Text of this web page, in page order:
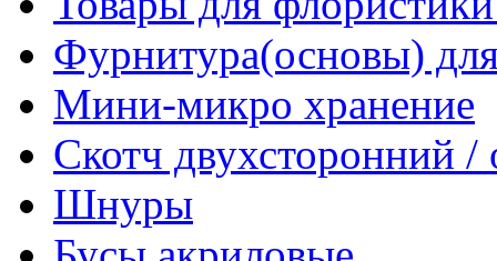
Фурнитура(основы)
Мини-микро хранение
Скотч двухсторонний /
Шнуры